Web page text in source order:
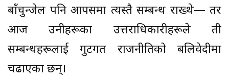
बाँचुन्जेल पनि आपसमा त्यस्तै सम्बन्ध राख्थे— तर
आज उनीहरूका उत्तराधिकारीहरूले ती
सम्बन्धहरूलाई गुटगत राजनीतिको बलिवेदीमा
चढाएका छन्।